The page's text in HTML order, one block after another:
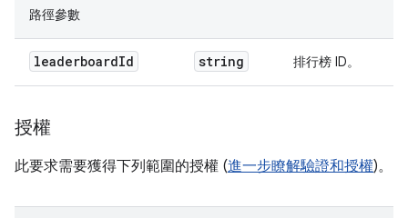
路徑參數
leaderboardId string 排行榜 ID。
授權
此要求需要獲得下列範圍的授權 (進一步瞭解驗證和授權)。